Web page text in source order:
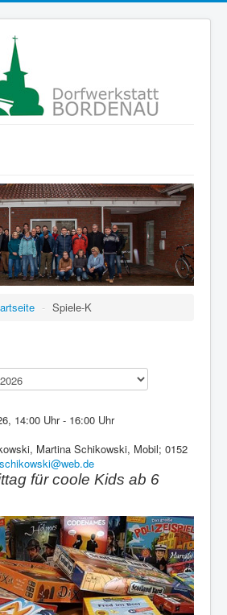
- Spiele-K
14:00 Uhr - 16:00 Uhr
Martina Schikowski, Mobil; 0152
für coole Kids ab 6